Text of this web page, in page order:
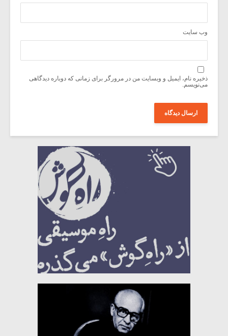
وب‌ سایت
ذخیره نام، ایمیل و وبسایت من در مرورگر برای زمانی که دوباره دیدگاهی
می‌نویسم.